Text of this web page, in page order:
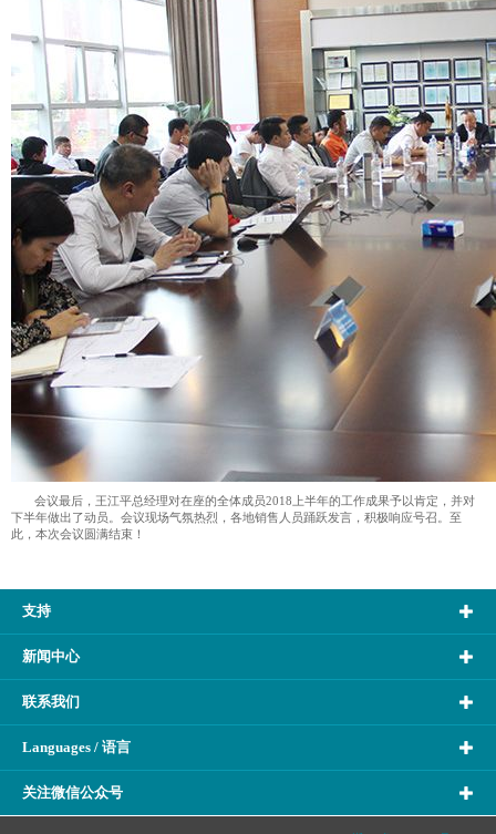
会议最后，王江平总经理对在座的全体成员2018上半年的工作成果予以肯定，并对
下半年做出了动员。会议现场气氛热烈，各地销售人员踊跃发言，积极响应号召。至
此，本次会议圆满结束！
支持
新闻中心
联系我们
Languages / 语言
关注微信公众号